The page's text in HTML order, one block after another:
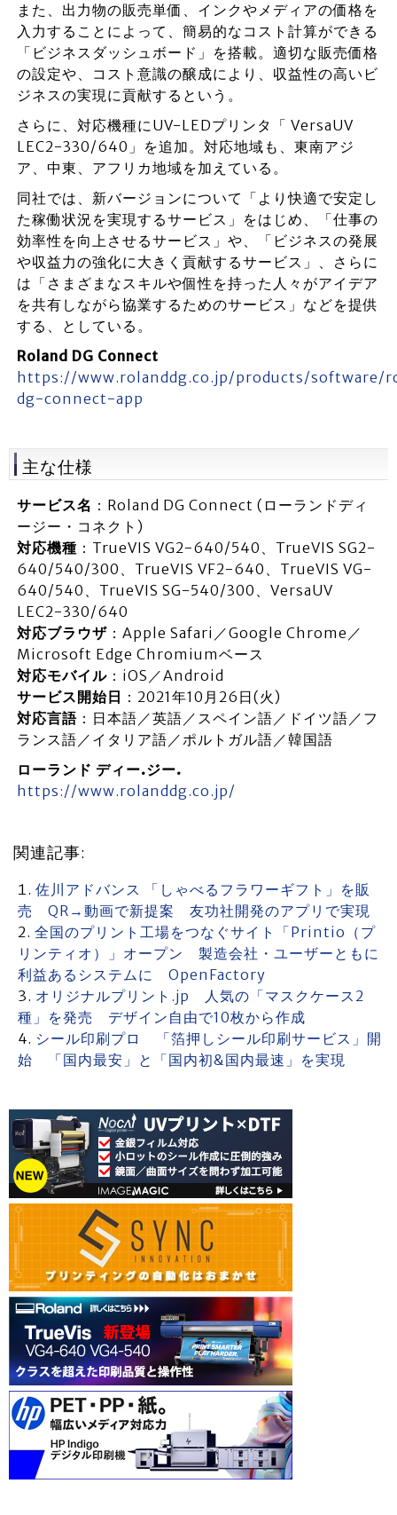
また、出力物の販売単価、インクやメディアの価格を
入力することによって、簡易的なコスト計算ができる
「ビジネスダッシュボード」を搭載。適切な販売価格
の設定や、コスト意識の醸成により、収益性の高いビ
ジネスの実現に貢献するという。
さらに、対応機種にUV-LEDプリンタ「 VersaUV
LEC2-330/640」を追加。対応地域も、東南アジ
ア、中東、アフリカ地域を加えている。
同社では、新バージョンについて「より快適で安定し
た稼働状況を実現するサービス」をはじめ、「仕事の
効率性を向上させるサービス」や、「ビジネスの発展
や収益力の強化に大きく貢献するサービス」、さらに
は「さまざまなスキルや個性を持った人々がアイデア
を共有しながら協業するためのサービス」などを提供
する、としている。
Roland DG Connect
https://www.rolanddg.co.jp/products/software/
dg-connect-app
主な仕様
サービス名 ：Roland DG Connect (ローランドディ
ージー・コネクト)
対応機種 ：TrueVIS VG2-640/540、TrueVIS SG2-
640/540/300、TrueVIS VF2-640、TrueVIS VG-
640/540、TrueVIS SG-540/300、VersaUV
LEC2-330/640
対応ブラウザ：Apple Safari／Google Chrome／
Microsoft Edge Chromiumベース
対応モバイル：iOS／Android
サービス開始日 ：2021年10月26日(火)
対応言語：日本語／英語／スペイン語／ドイツ語／フ
ランス語／イタリア語／ポルトガル語／韓国語
ローランド ディー.ジー.
https://www.rolanddg.co.jp/
関連記事:
佐川アドバンス 「しゃべるフラワーギフト」を販
売 QR→動画で新提案 友功社開発のアプリで実現
全国のプリント工場をつなぐサイト「Printio（プ
リンティオ）」オープン 製造会社・ユーザーともに
利益あるシステムに OpenFactory
オリジナルプリント.jp 人気の「マスクケース2
種」を発売 デザイン自由で10枚から作成
シール印刷プロ 「箔押しシール印刷サービス」開
始 「国内最安」と「国内初&国内最速」を実現